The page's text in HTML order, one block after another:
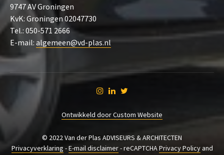
9747 AV Groningen
KvK: Groningen 02047730
Tel.: 050-571 2666
E-mail: algemeen@vd-plas.nl
Ontwikkeld door Custom Website
© 2022 Van der Plas ADVISEURS & ARCHITECTEN
Privacyverklaring -E-mail disclaimer- reCAPTCHAPrivacy Policyand